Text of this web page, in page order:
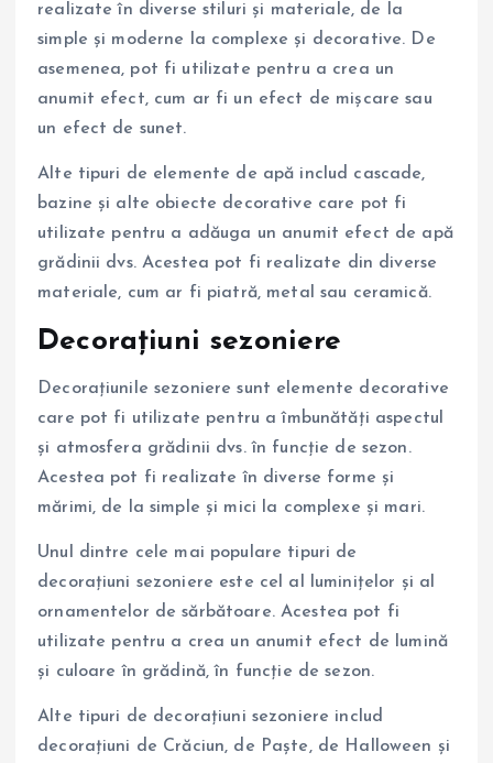
realizate în diverse stiluri și materiale, de la
simple și moderne la complexe și decorative. De
asemenea, pot fi utilizate pentru a crea un
anumit efect, cum ar fi un efect de mișcare sau
un efect de sunet.
Alte tipuri de elemente de apă includ cascade,
bazine și alte obiecte decorative care pot fi
utilizate pentru a adăuga un anumit efect de apă
grădinii dvs. Acestea pot fi realizate din diverse
materiale, cum ar fi piatră, metal sau ceramică.
Decorațiuni sezoniere
Decorațiunile sezoniere sunt elemente decorative
care pot fi utilizate pentru a îmbunătăți aspectul
și atmosfera grădinii dvs. în funcție de sezon.
Acestea pot fi realizate în diverse forme și
mărimi, de la simple și mici la complexe și mari.
Unul dintre cele mai populare tipuri de
decorațiuni sezoniere este cel al luminițelor și al
ornamentelor de sărbătoare. Acestea pot fi
utilizate pentru a crea un anumit efect de lumină
și culoare în grădină, în funcție de sezon.
Alte tipuri de decorațiuni sezoniere includ
decorațiuni de Crăciun, de Paște, de Halloween și